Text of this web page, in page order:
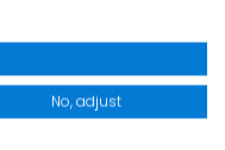
199,90 € 369,90 €
Inkl. MwSt.,zzgl.
No, adjust